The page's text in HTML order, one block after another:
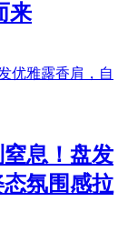
来
息！盘发
氛围感拉